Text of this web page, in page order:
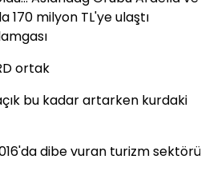
170 milyon TL'ye ulaştı
ortak
bu kadar artarken kurdaki
dibe vuran turizm sektörü